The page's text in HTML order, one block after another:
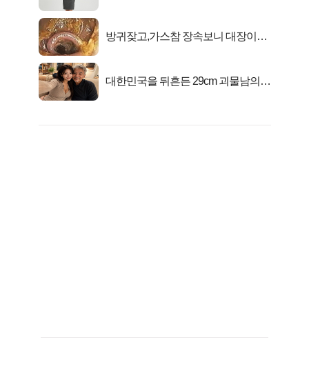
방귀잦고,가스참 장속보니 대장이아
대한민국을 뒤흔든 29cm 괴물남의